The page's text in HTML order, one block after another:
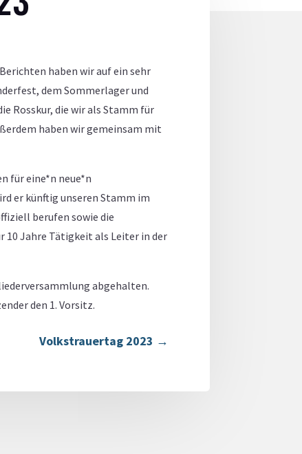
haben wir auf ein sehr
dem Sommerlager und
Rosskur, die wir als Stamm für
haben wir gemeinsam mit
für eine*n neue*n
er künftig unseren Stamm im
berufen sowie die
10 Jahre Tätigkeit als Leiter in der
abgehalten.
den 1. Vorsitz.
Volkstrauertag 2023 →